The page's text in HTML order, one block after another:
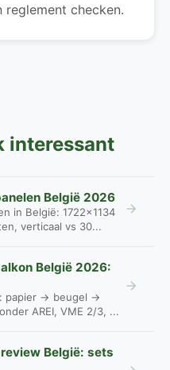
reglement checken.
interessant
België 2026
in België: 1722×1134
verticaal vs 30...
België 2026:
papier → beugel →
AREI, VME 2/3, ...
België: sets